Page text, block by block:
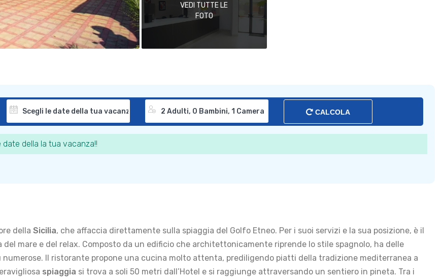
VEDI TUTTE LE
FOTO
CALCOLA
della la tua vacanza!!
della Sicilia, che affaccia direttamente sulla spiaggia del Golfo Etneo. Per i suoi servizi e la sua posizione, è il
mare e del relax. Composto da un edificio che architettonicamente riprende lo stile spagnolo, ha delle
Il ristorante propone una cucina molto attenta, prediligendo piatti della tradizione mediterranea a
spiaggia si trova a soli 50 metri dall’Hotel e si raggiunge attraversando un sentiero in pineta. Tra i